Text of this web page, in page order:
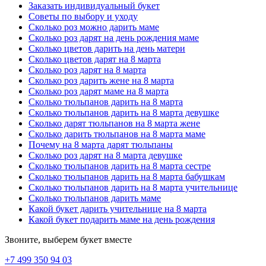
Заказать индивидуальный букет
Советы по выбору и уходу
Сколько роз можно дарить маме
Сколько роз дарят на день рождения маме
Сколько цветов дарить на день матери
Сколько цветов дарят на 8 марта
Сколько роз дарят на 8 марта
Сколько роз дарить жене на 8 марта
Сколько роз дарят маме на 8 марта
Сколько тюльпанов дарить на 8 марта
Сколько тюльпанов дарить на 8 марта девушке
Сколько дарят тюльпанов на 8 марта жене
Сколько дарить тюльпанов на 8 марта маме
Почему на 8 марта дарят тюльпаны
Сколько роз дарят на 8 марта девушке
Сколько тюльпанов дарить на 8 марта сестре
Сколько тюльпанов дарить на 8 марта бабушкам
Сколько тюльпанов дарить на 8 марта учительнице
Сколько тюльпанов дарить маме
Какой букет дарить учительнице на 8 марта
Какой букет подарить маме на день рождения
Звоните, выберем букет вместе
+7 499 350 94 03
Сколько роз можно дарить
Ни одно торжественное мероприятие не обходится без
прекрасных букетов, ведь цветы – это элегантный подарок,
который может без слов рассказать о ваших чувствах и
пожеланиях. При выборе цветочного презента у многих
возникает вопрос – сколько роз должно быть в букете? Язык
цветов наделил различные букеты определённым значением. 1
роза поможет выразить симпатию и интерес. Букет из 5 или 7
роз расскажут о ваших искренних пожеланиях удачи, а также
подчеркнёт красоту получательницы. Подарок из 9 роз
символизирует уважение к получателю. Букет из 11 роз
считается самым лучшим вариантом для признания в симпатии.
13 роз являются символом благополучия и удачи. Выбирая букет
из 15 роз, вы сможете на языке цветов рассказать насколько
человек для вас дорог. Букеты из 25 и более роз принято считать
подарком для самых близких и любимых людей. Такие букеты
расскажут о вашей любви и нежном отношении. При выборе
букета следуйте своей интуиции, ведь только букет, подаренный
искренне и с чистыми пожеланиями, сможет вызвать самые
лучшие эмоции у получательницы!
Сколько роз нельзя дарить